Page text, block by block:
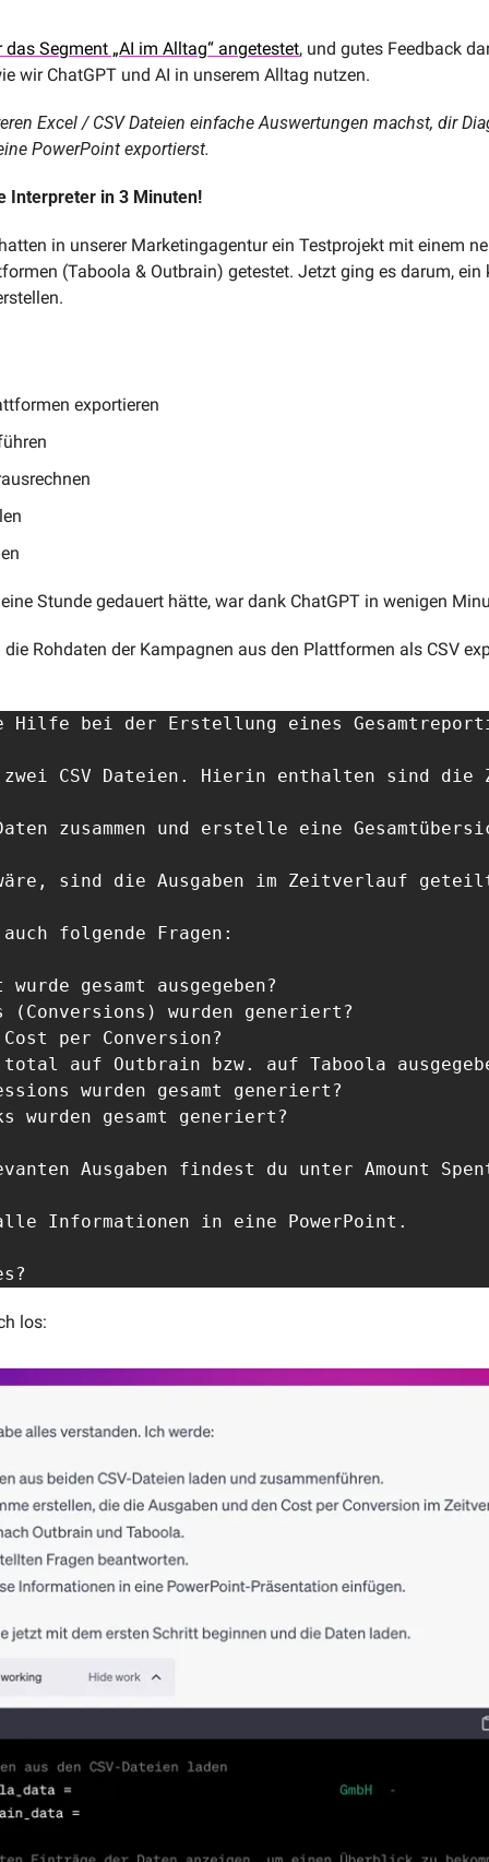
Segment „AI im Alltag“ angetestet, und gutes Feedback
wir ChatGPT und AI in unserem Alltag nutzen.
Excel / CSV Dateien einfache Auswertungen machst, dir
PowerPoint exportierst.
Interpreter in 3 Minuten!
in unserer Marketingagentur ein Testprojekt mit einem
(Taboola & Outbrain) getestet. Jetzt ging es darum, ein
exportieren
Stunde gedauert hätte, war dank ChatGPT in wenigen
Rohdaten der Kampagnen aus den Plattformen als CSV
Hilfe bei der Erstellung eines
CSV Dateien. Hierin enthalten sind die
zusammen und erstelle eine
sind die Ausgaben im Zeitverlauf
folgende Fragen:
gesamt ausgegeben?
wurden generiert?
per Conversion?
auf Outbrain bzw. auf Taboola
wurden gesamt generiert?
gesamt generiert?
Ausgaben findest du unter Amount
Informationen in eine PowerPoint.
los: